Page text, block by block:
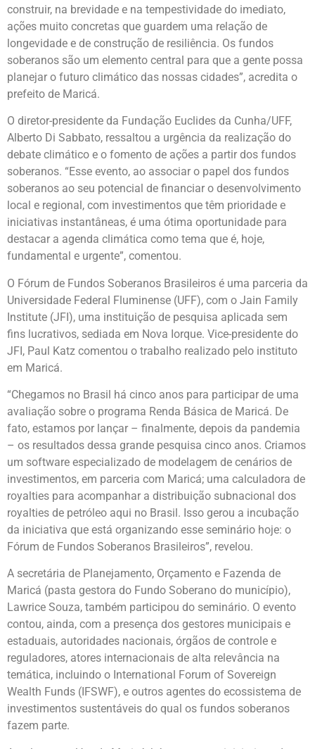
construir, na brevidade e na tempestividade do imediato,
ações muito concretas que guardem uma relação de
longevidade e de construção de resiliência. Os fundos
soberanos são um elemento central para que a gente possa
planejar o futuro climático das nossas cidades”, acredita o
prefeito de Maricá.
O diretor-presidente da Fundação Euclides da Cunha/UFF,
Alberto Di Sabbato, ressaltou a urgência da realização do
debate climático e o fomento de ações a partir dos fundos
soberanos. “Esse evento, ao associar o papel dos fundos
soberanos ao seu potencial de financiar o desenvolvimento
local e regional, com investimentos que têm prioridade e
iniciativas instantâneas, é uma ótima oportunidade para
destacar a agenda climática como tema que é, hoje,
fundamental e urgente”, comentou.
O Fórum de Fundos Soberanos Brasileiros é uma parceria da
Universidade Federal Fluminense (UFF), com o Jain Family
Institute (JFI), uma instituição de pesquisa aplicada sem
fins lucrativos, sediada em Nova Iorque. Vice-presidente do
JFI, Paul Katz comentou o trabalho realizado pelo instituto
em Maricá.
“Chegamos no Brasil há cinco anos para participar de uma
avaliação sobre o programa Renda Básica de Maricá. De
fato, estamos por lançar – finalmente, depois da pandemia
– os resultados dessa grande pesquisa cinco anos. Criamos
um software especializado de modelagem de cenários de
investimentos, em parceria com Maricá; uma calculadora de
royalties para acompanhar a distribuição subnacional dos
royalties de petróleo aqui no Brasil. Isso gerou a incubação
da iniciativa que está organizando esse seminário hoje: o
Fórum de Fundos Soberanos Brasileiros”, revelou.
A secretária de Planejamento, Orçamento e Fazenda de
Maricá (pasta gestora do Fundo Soberano do município),
Lawrice Souza, também participou do seminário. O evento
contou, ainda, com a presença dos gestores municipais e
estaduais, autoridades nacionais, órgãos de controle e
reguladores, atores internacionais de alta relevância na
temática, incluindo o International Forum of Sovereign
Wealth Funds (IFSWF), e outros agentes do ecossistema de
investimentos sustentáveis do qual os fundos soberanos
fazem parte.